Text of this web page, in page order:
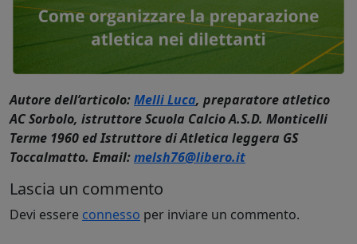
Autore dell’articolo:Melli Luca, preparatore atletico
AC Sorbolo, istruttore Scuola Calcio A.S.D. Monticelli
Terme 1960 ed Istruttore di Atletica leggera GS
Toccalmatto. Email:melsh76@libero.it
Lascia un commento
Devi essere connesso per inviare un commento.